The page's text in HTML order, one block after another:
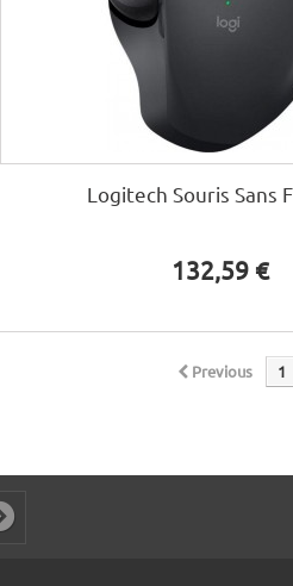
Logitech Souris Sans
132,59 €
Previous 1